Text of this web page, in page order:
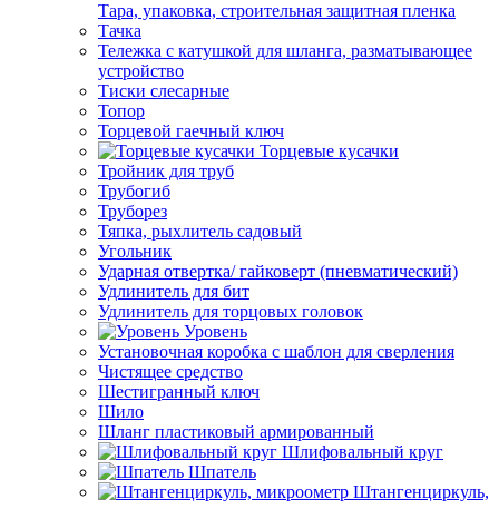
Тара, упаковка, строительная защитная пленка
Тачка
Тележка с катушкой для шланга, разматывающее
устройство
Тиски слесарные
Топор
Торцевой гаечный ключ
Торцевые кусачки
Тройник для труб
Трубогиб
Труборез
Тяпка, рыхлитель садовый
Угольник
Ударная отвертка/ гайковерт (пневматический)
Удлинитель для бит
Удлинитель для торцовых головок
Уровень
Установочная коробка с шаблон для сверления
Чистящее средство
Шестигранный ключ
Шило
Шланг пластиковый армированный
Шлифовальный круг
Шпатель
Штангенциркуль,